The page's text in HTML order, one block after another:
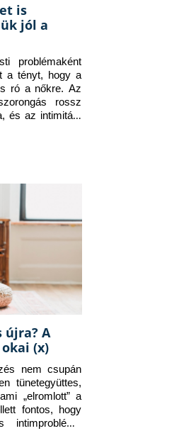
is
jól a
problémaként
a tényt, hogy a
ró a nőkre. Az
rossz
és az intimitást
A
(x)
nem csupán
tünetegyüttes,
„elromlott” a
fontos, hogy